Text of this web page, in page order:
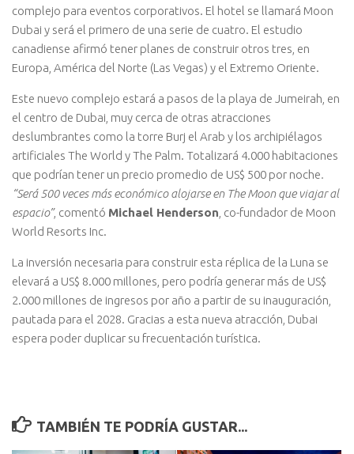
complejo para eventos corporativos. El hotel se llamará Moon
Dubai y será el primero de una serie de cuatro. El estudio
canadiense afirmó tener planes de construir otros tres, en
Europa, América del Norte (Las Vegas) y el Extremo Oriente.
Este nuevo complejo estará a pasos de la playa de Jumeirah, en
el centro de Dubai, muy cerca de otras atracciones
deslumbrantes como la torre Burj el Arab y los archipiélagos
artificiales The World y The Palm. Totalizará 4.000 habitaciones
que podrían tener un precio promedio de US$ 500 por noche.
“Será 500 veces más económico alojarse en The Moon que viajar al
espacio”, comentó Michael Henderson , co-fundador de Moon
World Resorts Inc.
La inversión necesaria para construir esta réplica de la Luna se
elevará a US$ 8.000 millones, pero podría generar más de US$
2.000 millones de ingresos por año a partir de su inauguración,
pautada para el 2028. Gracias a esta nueva atracción, Dubai
espera poder duplicar su frecuentación turística.
TAMBIÉN TE PODRÍA GUSTAR...